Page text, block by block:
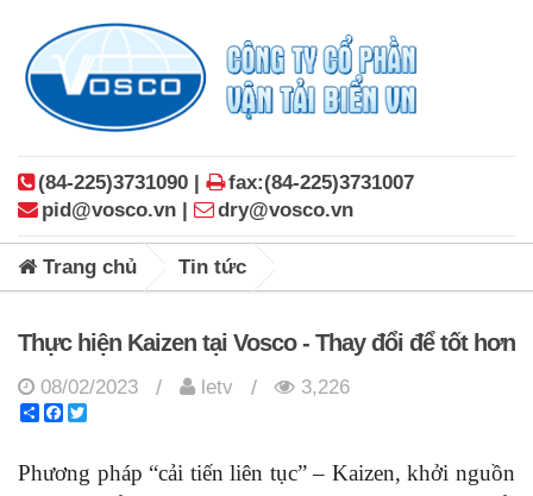
(84-225)3731090 |
fax:(84-225)3731007
pid@vosco.vn |
dry@vosco.vn
Trang chủ Tin tức
Thực hiện Kaizen tại Vosco - Thay đổi để tốt hơn
08/02/2023 / letv /
3,226
ShareFacebook
Phương pháp “cải tiến liên tục” – Kaizen, khởi nguồn